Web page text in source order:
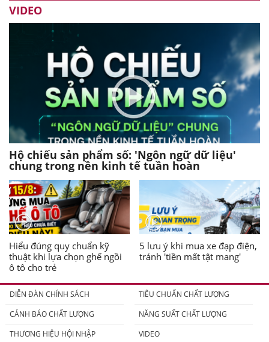
VIDEO
Hộ chiếu sản phẩm số: 'Ngôn ngữ dữ liệu'
chung trong nền kinh tế tuần hoàn
Hiểu đúng quy chuẩn kỹ
thuật khi lựa chọn ghế ngồi
ô tô cho trẻ
5 lưu ý khi mua xe đạp điện,
tránh 'tiền mất tật mang'
DIỄN ĐÀN CHÍNH SÁCH
TIÊU CHUẨN CHẤT LƯỢNG
CẢNH BÁO CHẤT LƯỢNG
NĂNG SUẤT CHẤT LƯỢNG
THƯƠNG HIỆU HỘI NHẬP
VIDEO